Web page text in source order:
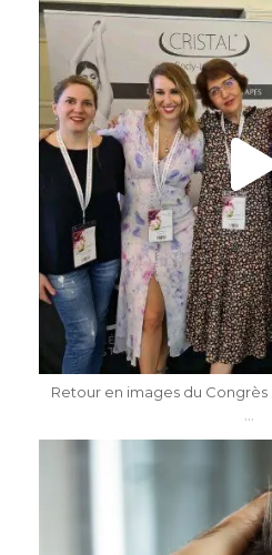
Mai 7
Retour en images du
...